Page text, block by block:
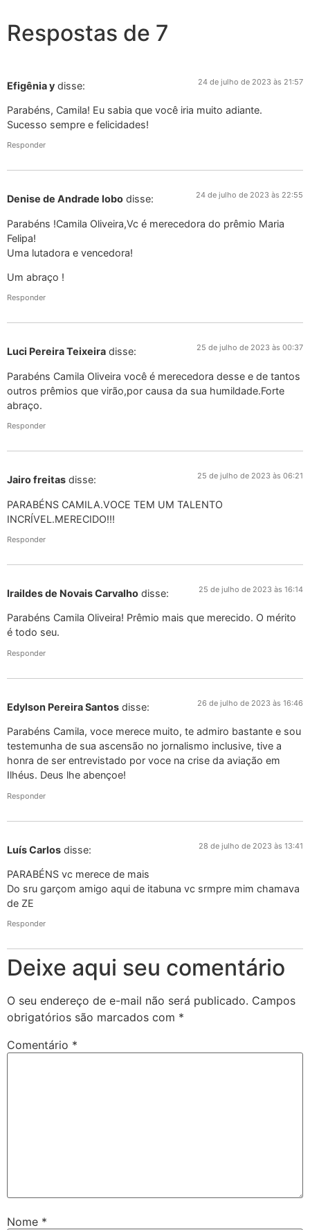
Respostas de 7
Efigênia y disse: 24 de julho de 2023 às 21:57
Parabéns, Camila! Eu sabia que você iria muito adiante.
Sucesso sempre e felicidades!
Responder
Denise de Andrade lobo disse: 24 de julho de 2023 às 22:55
Parabéns !Camila Oliveira,Vc é merecedora do prêmio Maria
Felipa!
Uma lutadora e vencedora!
Um abraço !
Responder
Luci Pereira Teixeira disse: 25 de julho de 2023 às 00:37
Parabéns Camila Oliveira você é merecedora desse e de tantos
outros prêmios que virão,por causa da sua humildade.Forte
abraço.
Responder
Jairo freitas disse: 25 de julho de 2023 às 06:21
PARABÉNS CAMILA.VOCE TEM UM TALENTO
INCRÍVEL.MERECIDO!!!
Responder
Iraildes de Novais Carvalho disse: 25 de julho de 2023 às 16:14
Parabéns Camila Oliveira! Prêmio mais que merecido. O mérito
é todo seu.
Responder
Edylson Pereira Santos disse: 26 de julho de 2023 às 16:46
Parabéns Camila, voce merece muito, te admiro bastante e sou
testemunha de sua ascensão no jornalismo inclusive, tive a
honra de ser entrevistado por voce na crise da aviação em
Ilhéus. Deus lhe abençoe!
Responder
Luís Carlos disse: 28 de julho de 2023 às 13:41
PARABÉNS vc merece de mais
Do sru garçom amigo aqui de itabuna vc srmpre mim chamava
de ZE
Responder
Deixe aqui seu comentário
O seu endereço de e-mail não será publicado. Campos
obrigatórios são marcados com *
Comentário *
Nome *